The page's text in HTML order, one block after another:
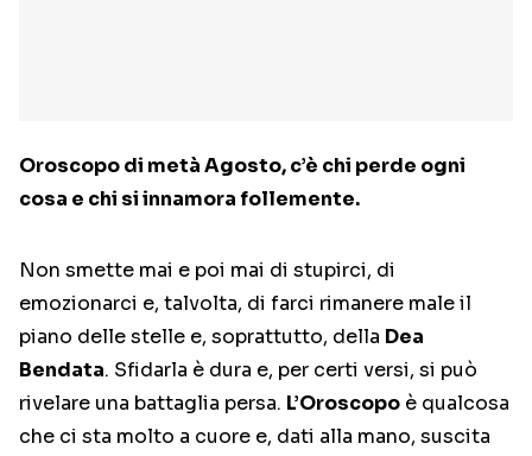
Oroscopo di metà Agosto, c’è chi perde ogni
cosa e chi si innamora follemente.
Non smette mai e poi mai di stupirci, di
emozionarci e, talvolta, di farci rimanere male il
piano delle stelle e, soprattutto, della Dea
Bendata. Sfidarla è dura e, per certi versi, si può
rivelare una battaglia persa. L’Oroscopo è qualcosa
che ci sta molto a cuore e, dati alla mano, suscita